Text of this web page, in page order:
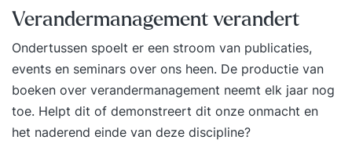
‘Hoe krijg ik mijn mensen mee?’ Deze
Verandermanagement Foundation training gaat in
op de belangrijkste modellen, richtlijnen en
principes op het gebied van
verandermanagement. In deze training ga je aan
de slag met je eigen casus en die van de
medecursisten. Een flinke dosis praktijk dus en
Verandermanagement verandert
Ondertussen spoelt er een stroom van publicaties,
events en seminars over ons heen. De productie van
boeken over verandermanagement neemt elk jaar nog
toe. Helpt dit of demonstreert dit onze onmacht en
het naderend einde van deze discipline?